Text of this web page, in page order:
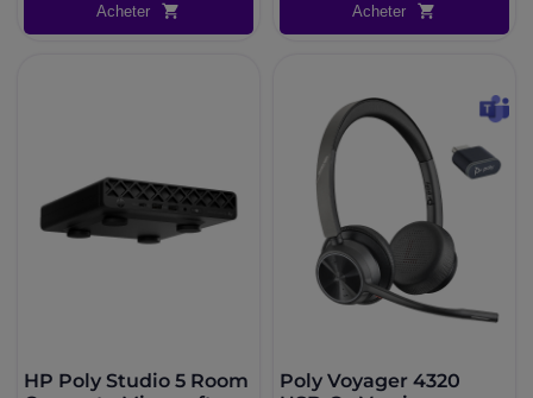
Acheter Acheter
HP Poly Studio 5 Room
Poly Voyager 4320